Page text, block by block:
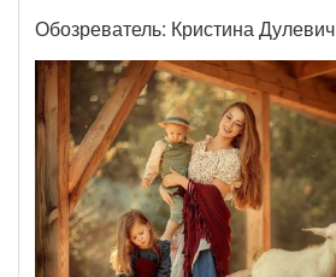
Обозреватель: Кристина Дулевич